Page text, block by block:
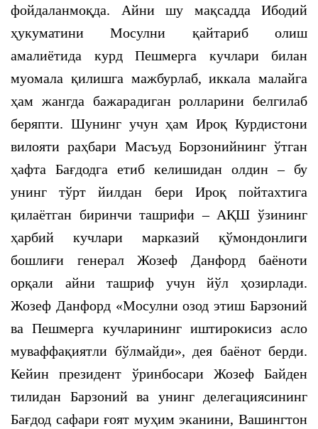
фойдаланмоқда. Айни шу мақсадда Ибодий
ҳукуматини Мосулни қайтариб олиш
амалиётида курд Пешмерга кучлари билан
муомала қилишга мажбурлаб, иккала малайга
ҳам жангда бажарадиган ролларини белгилаб
беряпти. Шунинг учун ҳам Ироқ Курдистони
вилояти раҳбари Масъуд Борзонийнинг ўтган
ҳафта Бағдодга етиб келишидан олдин – бу
унинг тўрт йилдан бери Ироқ пойтахтига
қилаётган биринчи ташрифи – АҚШ ўзининг
ҳарбий кучлари марказий қўмондонлиги
бошлиғи генерал Жозеф Данфорд баёноти
орқали айни ташриф учун йўл ҳозирлади.
Жозеф Данфорд «Мосулни озод этиш Барзоний
ва Пешмерга кучларининг иштирокисиз асло
муваффақиятли бўлмайди», дея баёнот берди.
Кейин президент ўринбосари Жозеф Байден
тилидан Барзоний ва унинг делегациясининг
Бағдод сафари ғоят муҳим эканини, Вашингтон